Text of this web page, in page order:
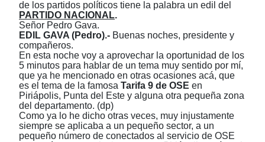
de los partidos políticos tiene la palabra un edil del
PARTIDO NACIONAL.
Señor Pedro Gava.
EDIL GAVA (Pedro).- Buenas noches, presidente y
compañeros.
En esta noche voy a aprovechar la oportunidad de los
5 minutos para hablar de un tema muy sentido por mí,
que ya he mencionado en otras ocasiones acá, que
es el tema de la famosa Tarifa 9 de OSE en
Piriápolis, Punta del Este y alguna otra pequeña zona
del departamento. (dp)
Como ya lo he dicho otras veces, muy injustamente
siempre se aplicaba a un pequeño sector, a un
pequeño número de conectados al servicio de OSE